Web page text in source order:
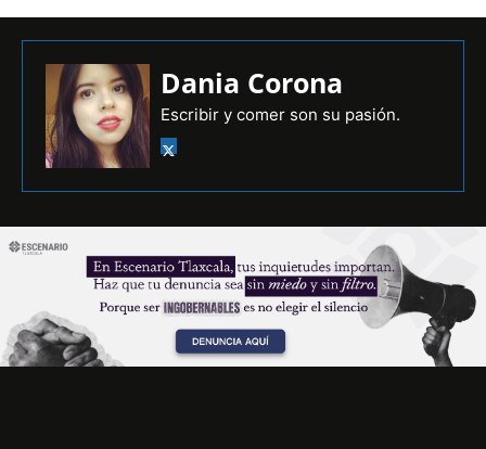
Dania Corona
Escribir y comer son su pasión.